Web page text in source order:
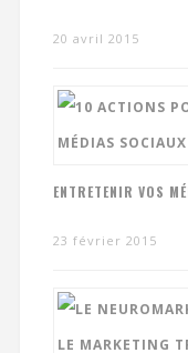
20 avril 2015
ENTRETENIR VOS
23 février 2015